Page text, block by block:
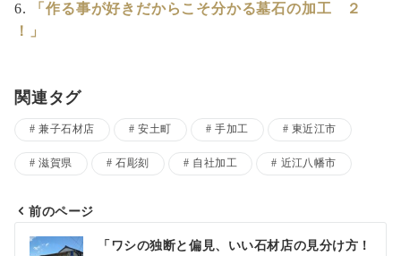
「作る事が好きだからこそ分かる墓石の加工 ２
！」
関連タグ
兼子石材店 安土町 手加工 東近江市
滋賀県 石彫刻 自社加工 近江八幡市
投
前のページ
「ワシの独断と偏見、いい石材店の見分け方！